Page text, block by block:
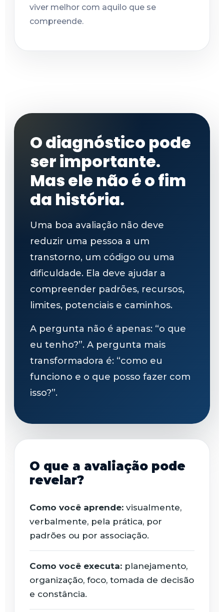
viver melhor com aquilo que se
compreende.
O diagnóstico pode
ser importante.
Mas ele não é o fim
da história.
Uma boa avaliação não deve
reduzir uma pessoa a um
transtorno, um código ou uma
dificuldade. Ela deve ajudar a
compreender padrões, recursos,
limites, potenciais e caminhos.
A pergunta não é apenas: “o que
eu tenho?”. A pergunta mais
transformadora é: “como eu
funciono e o que posso fazer com
isso?”.
O que a avaliação pode
revelar?
Como você aprende: visualmente,
verbalmente, pela prática, por
padrões ou por associação.
Como você executa: planejamento,
organização, foco, tomada de decisão
e constância.